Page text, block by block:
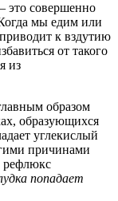
это совершенно
мы едим или
к вздутию
от такого
из
образом
образующихся
углекислый
причинами
рефлюкс
попадает